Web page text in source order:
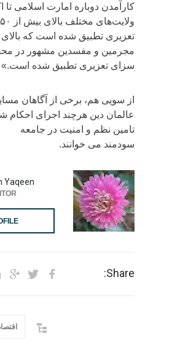
کارآمدن دوباره امارت اسلامی تا
تعزیری تطبیق شده است که
مجرمین و مفسدین مشهور در
سزای تعزیری تطبیق شده است.»
از سویی هم، برخی از آگاهان
عالمان دین هرچند اجرای احکام
تامین نظم و امنیت در جامعه
سودمند می خوانند.
Yaqeen
Share: